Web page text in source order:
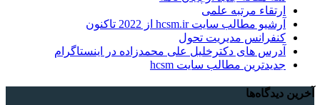
ارتقاء مرتبه علمی
آرشیو مطالب سایت hcsm.ir از 2022 تاکنون
کنفرانس مدیریت تحول
آدرس های دکترخلیل علی محمدزاده در اینستاگرام
جدیدترین مطالب سایت hcsm
آخرین دیدگاه‌ها